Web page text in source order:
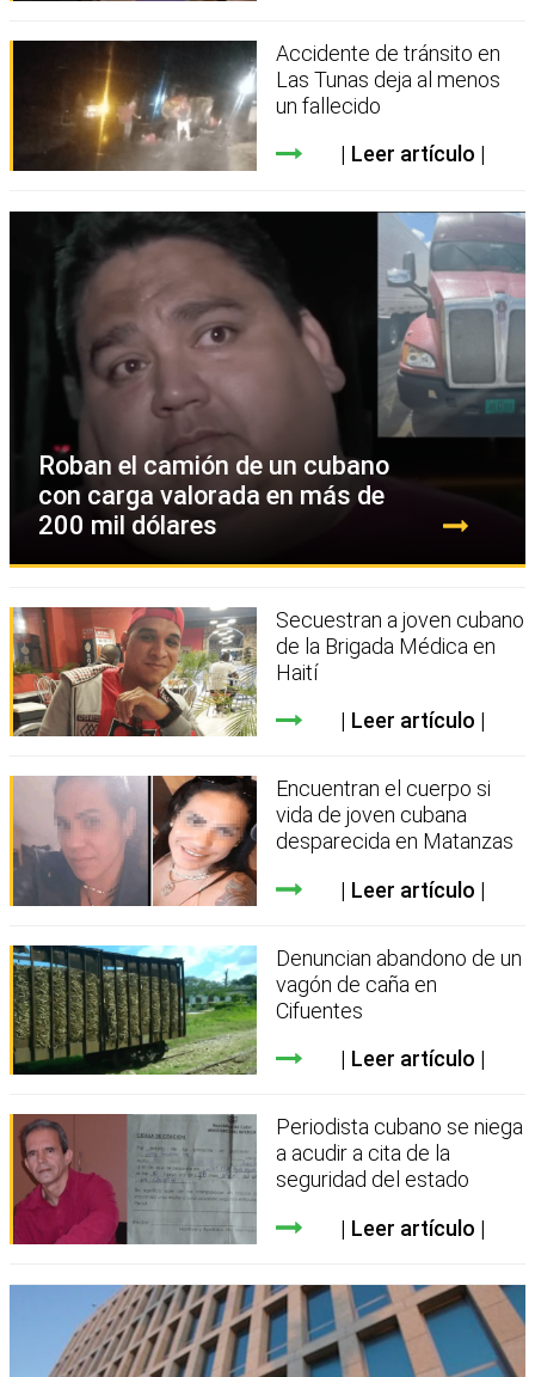
Accidente de tránsito en
Las Tunas deja al menos
un fallecido
Leer artículo
Roban el camión de un cubano
con carga valorada en más de
200 mil dólares
Secuestran a joven cubano
de la Brigada Médica en
Haití
Leer artículo
Encuentran el cuerpo si
vida de joven cubana
desparecida en Matanzas
Leer artículo
Denuncian abandono de un
vagón de caña en
Cifuentes
Leer artículo
Periodista cubano se niega
a acudir a cita de la
seguridad del estado
Leer artículo